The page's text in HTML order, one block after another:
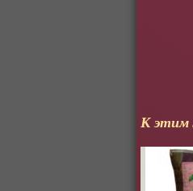
К этим